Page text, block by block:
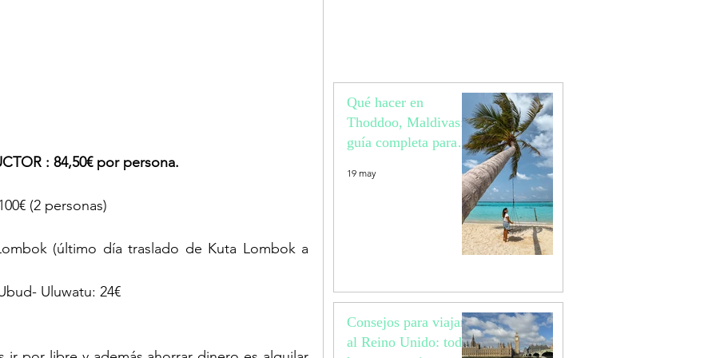
: 84,50€ por persona.
(2 personas)
(último día traslado de Kuta Lombok a
Uluwatu: 24€
Qué hacer en
Thoddoo, Maldivas:
guía completa para
viajar a una isla local
paradisíaca
19 may
Consejos para viajar
al Reino Unido: todo